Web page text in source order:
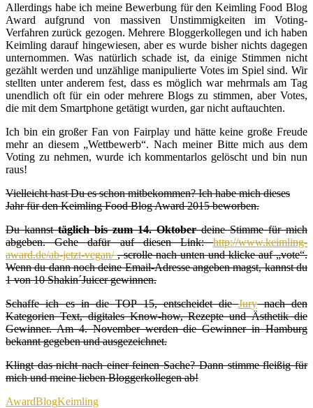
Allerdings habe ich meine Bewerbung für den Keimling Food Blog
Award aufgrund von massiven Unstimmigkeiten im Voting-
Verfahren zurück gezogen. Mehrere Bloggerkollegen und ich haben
Keimling darauf hingewiesen, aber es wurde bisher nichts dagegen
unternommen. Was natürlich schade ist, da einige Stimmen nicht
gezählt werden und unzählige manipulierte Votes im Spiel sind. Wir
stellten unter anderem fest, dass es möglich war mehrmals am Tag
unendlich oft für ein oder mehrere Blogs zu stimmen, aber Votes,
die mit dem Smartphone getätigt wurden, gar nicht auftauchten.
Ich bin ein großer Fan von Fairplay und hätte keine große Freude
mehr an diesem „Wettbewerb“. Nach meiner Bitte mich aus dem
Voting zu nehmen, wurde ich kommentarlos gelöscht und bin nun
raus!
Vielleicht hast Du es schon mitbekommen? Ich habe mich dieses
Jahr für den Keimling Food Blog Award 2015 beworben.
Du kannsttäglich bis zum 14. Oktoberdeine Stimme für mich
abgeben. Gehe dafür auf diesen Link:http://www.keimling-
award.de/ab-jetzt-vegan/, scrolle nach unten und klicke auf „vote“.
Wenn du dann noch deine Email-Adresse angeben magst, kannst du
1 von 10 Shakin´Juicer gewinnen.
Schaffe ich es in die TOP 15, entscheidet dieJurynach den
Kategorien Text, digitales Know-how, Rezepte und Ästhetik die
Gewinner. Am 4. November werden die Gewinner in Hamburg
bekannt gegeben und ausgezeichnet.
Klingt das nicht nach einer feinen Sache? Dann stimme fleißig für
mich und meine lieben Bloggerkollegen ab!
AwardBlogKeimling